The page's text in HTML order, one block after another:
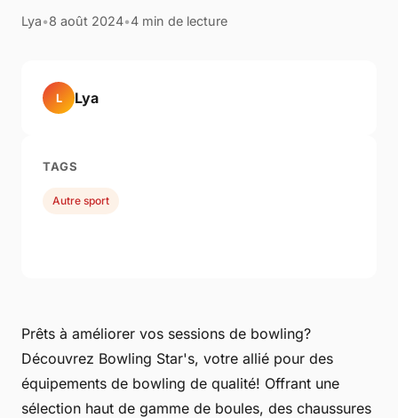
Lya•8 août 2024•4 min de lecture
Prêts à améliorer vos sessions de bowling?
Découvrez Bowling Star's, votre allié pour des
équipements de bowling de qualité! Offrant une
sélection haut de gamme de boules, des chaussures
L Lya
TAGS
Autre sport